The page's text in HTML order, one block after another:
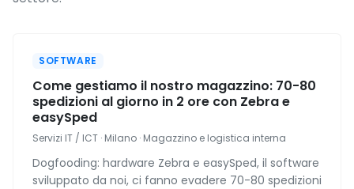
SOFTWARE
Come gestiamo il nostro magazzino: 70-80
spedizioni al giorno in 2 ore con Zebra e
easySped
Servizi IT / ICT · Milano · Magazzino e logistica interna
Dogfooding: hardware Zebra e easySped, il software
sviluppato da noi, ci fanno evadere 70-80 spedizioni